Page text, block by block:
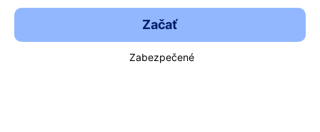
Začať
Zabezpečené